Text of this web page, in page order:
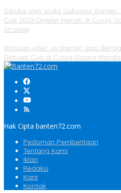
Dibuka oleh Wakil Gubernur
Cup 2026 Digelar Meriah di Curug
Strategi
Ratusan Atlet se Banten Siap
Dimyati Cup di Curug Goong
Hak Cipta banten72.com
Pedoman Pemberitaan
Tentang Kami
Iklan
Redaksi
Karir
Kontak